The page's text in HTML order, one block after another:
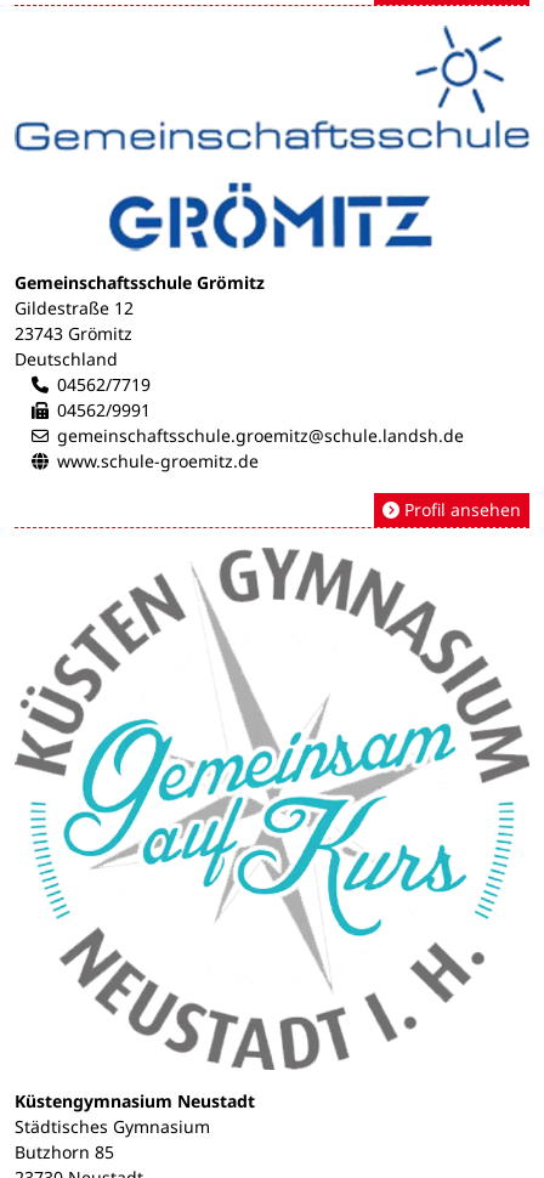
Gemeinschaftsschule Grömitz
Gildestraße 12
23743 Grömitz
Deutschland
04562/7719
04562/9991
gemeinschaftsschule.groemitz@schule.landsh.de
www.schule-groemitz.de
Profil ansehen
Küstengymnasium Neustadt
Städtisches Gymnasium
Butzhorn 85